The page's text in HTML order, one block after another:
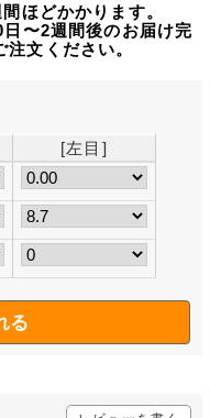
ほどかかります。
〜2週間後のお届け完
文ください。
[左目]